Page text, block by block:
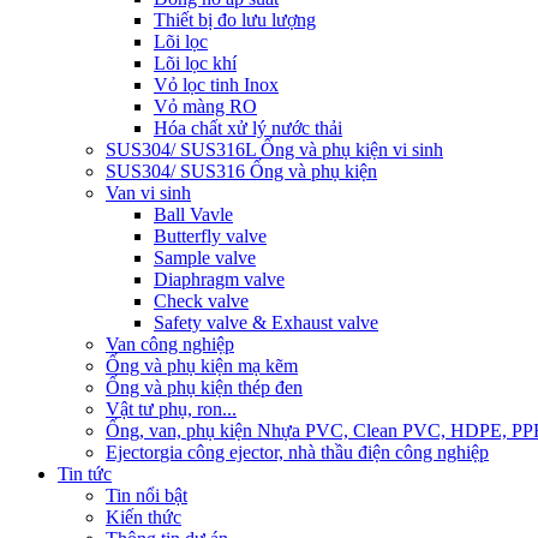
Thiết bị đo lưu lượng
Lõi lọc
Lõi lọc khí
Vỏ lọc tinh Inox
Vỏ màng RO
Hóa chất xử lý nước thải
SUS304/ SUS316L Ống và phụ kiện vi sinh
SUS304/ SUS316 Ống và phụ kiện
Van vi sinh
Ball Vavle
Butterfly valve
Sample valve
Diaphragm valve
Check valve
Safety valve & Exhaust valve
Van công nghiệp
Ống và phụ kiện mạ kẽm
Ống và phụ kiện thép đen
Vật tư phụ, ron...
Ống, van, phụ kiện Nhựa PVC, Clean PVC, HDPE,
Ejectorgia công ejector, nhà thầu điện công nghiệp
Tin tức
Tin nổi bật
Kiến thức